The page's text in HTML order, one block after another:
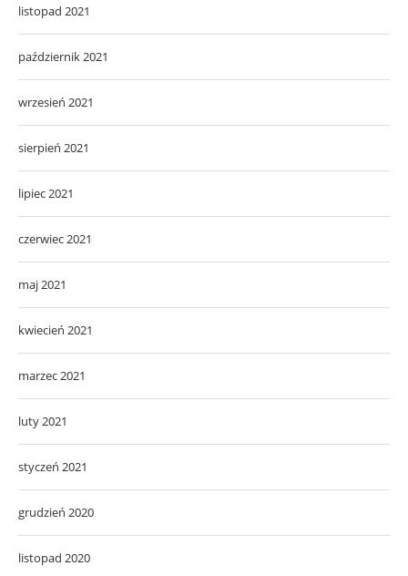
listopad 2021
październik 2021
wrzesień 2021
sierpień 2021
lipiec 2021
czerwiec 2021
maj 2021
kwiecień 2021
marzec 2021
luty 2021
styczeń 2021
grudzień 2020
listopad 2020